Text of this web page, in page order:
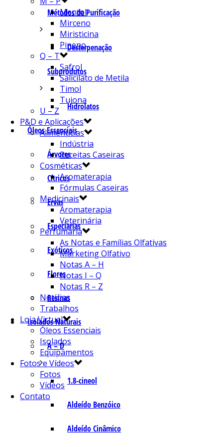
Métodos de Purificação
Desterpenação
Subprodutos
Hidrolatos
Óleos Essenciais
Árvores
Cítricos
Ervas
Especiarias
Exóticos
Flores
Resinas
Isolados Naturais
A – D
1.8-cineol
Aldeído Benzóico
Aldeído Cinâmico
Mentol
Mirceno
Miristicina
Pineno
Q – T
Safrol
Salicilato de Metila
Timol
Tujona
U – Z
P&D e Aplicações
Alimentícias
Indústria
Receitas Caseiras
Cosméticas
Aromaterapia
Fórmulas Caseiras
Medicinais
Aromaterapia
Veterinária
Perfumaria
As Notas e Famílias Olfativas
Marketing Olfativo
Notas A – H
Notas I – Q
Notas R – Z
Notícias
Trabalhos
Loja Virtual
Óleos Essenciais
Isolados
Equipamentos
Fotos e Vídeos
Fotos
Vídeos
Contato